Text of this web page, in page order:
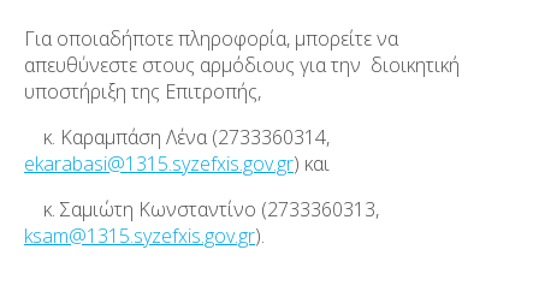
Για οποιαδήποτε πληροφορία, μπορείτε να
απευθύνεστε στους αρμόδιους για την διοικητική
υποστήριξη της Επιτροπής,
κ. Καραμπάση Λένα (2733360314,
ekarabasi@1315.syzefxis.gov.gr) και
κ. Σαμιώτη Κωνσταντίνο (2733360313,
ksam@1315.syzefxis.gov.gr).